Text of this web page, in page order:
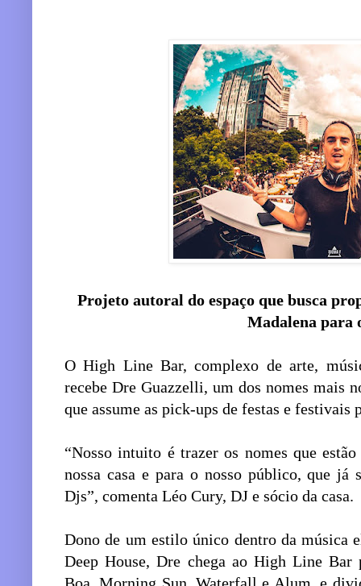
Projeto autoral do espaço que busca
Madalena para
O High Line Bar, complexo de arte,
recebe Dre Guazzelli, um dos nomes mais
que assume as pick-ups de festas e
“Nosso intuito é trazer os nomes que
nossa casa e para o nosso público, que já
Djs”, comenta Léo Cury, DJ e sócio da casa.
Dono de um estilo único dentro da música
Deep House, Dre chega ao High Line Bar